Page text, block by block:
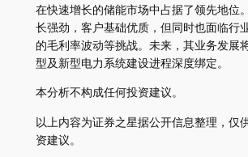
在快速增长的储能市场中占据了领先地位
长强劲，客户基础优质，但同时也面临行
的毛利率波动等挑战。未来，其业务发展
型及新型电力系统建设进程深度绑定。
本分析不构成任何投资建议。
以上内容为证券之星据公开信息整理，仅
资建议。